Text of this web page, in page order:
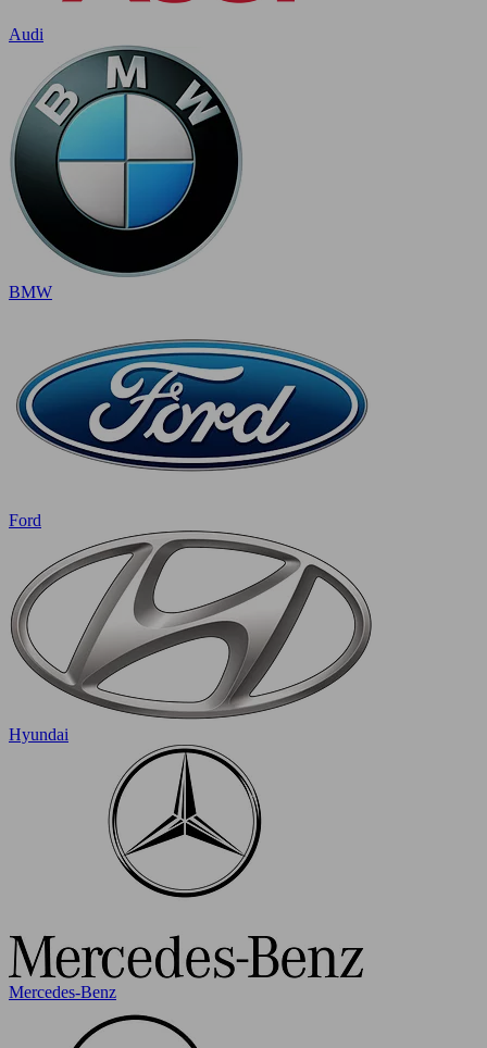
Audi
BMW
Ford
Hyundai
Mercedes-Benz